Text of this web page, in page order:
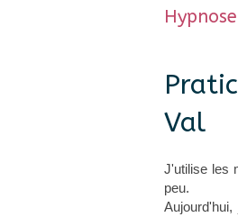
Val
J'utilise les
peu.